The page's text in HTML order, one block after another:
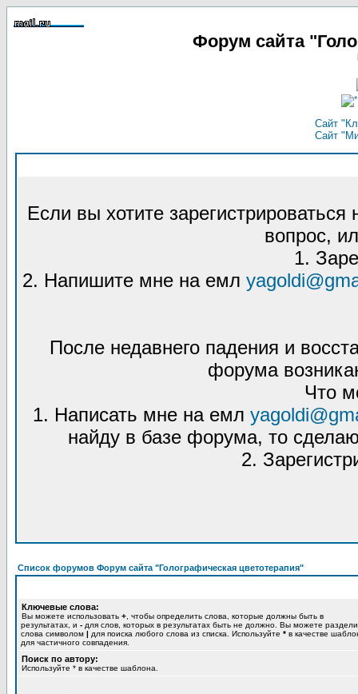
Форум сайта
Сайт
Сайт
Если вы хотите
вопрос,
1.
2. Напишите мне на емл
После недавнего падения и
форума
Что
1. Написать мне на емл
найду в базе форума, то
2.
Список форумов Форум сайта "Голографическая цветотерапия"
Ключевые слова:
Вы можете использовать + , чтобы определить слова, которые должны быть в
результатах, и - для слов, которых в результатах быть не должно. Вы можете
слова символом | для поиска любого слова из списка. Используйте * в качестве
для частичного совпадения.
Поиск по автору:
Используйте * в качестве шаблона.